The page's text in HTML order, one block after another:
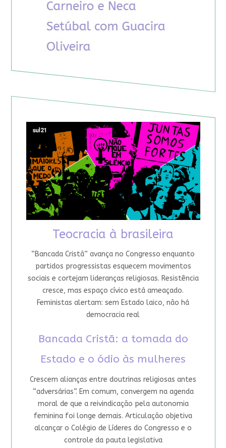
Teocracia à brasileira
“Bancada Cristã” avança no Congresso enquanto
partidos progressistas esquecem movimentos
sociais e cortejam lideranças religiosas. Resistência
cresce, mas espaço cívico está ameaçado.
Feministas alertam: sem Estado laico, não há
democracia real
Bancada Cristã: a tomada do
Estado e o ódio às mulheres
Crescem alianças entre doutrinas religiosas antes
“adversárias”. Em comum, convergem na agenda
moral de que a reivindicação pela autonomia
feminina foi longe demais. Articulação objetiva
alcançar o Colégio de Líderes do Congresso e o
controle da pauta legislativa